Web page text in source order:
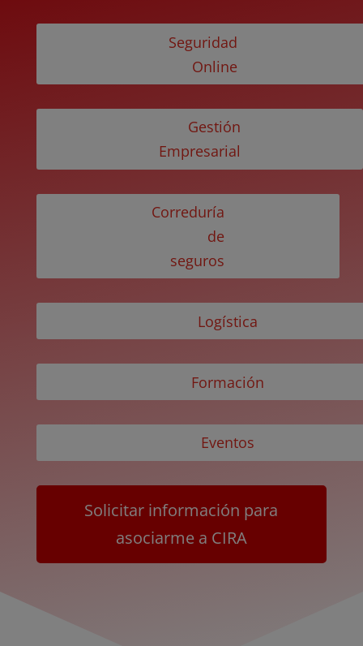
Seguridad
Online
Gestión
Empresarial
Correduría
de
seguros
Logística
Formación
Eventos
Solicitar información para
asociarme a CIRA